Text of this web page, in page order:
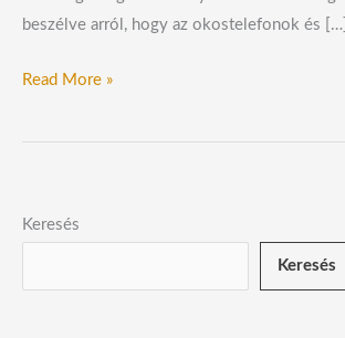
beszélve arról, hogy az okostelefonok és […]
Read More »
Keresés
Keresés